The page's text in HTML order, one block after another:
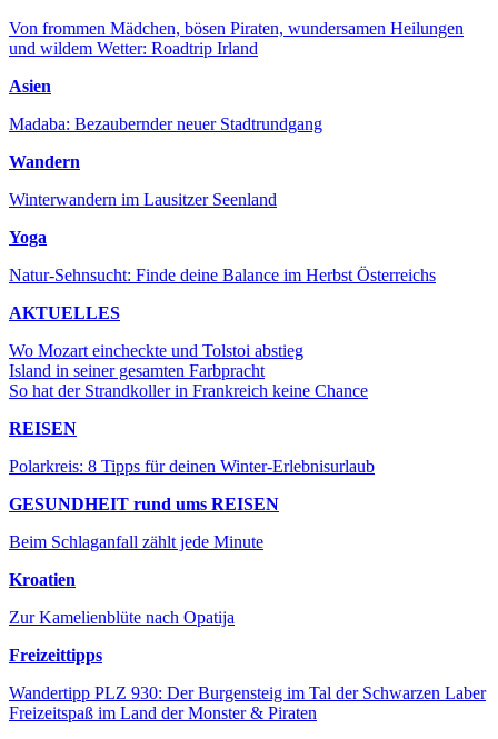
Von frommen Mädchen, bösen Piraten, wundersamen Heilungen
und wildem Wetter: Roadtrip Irland
Asien
Madaba: Bezaubernder neuer Stadtrundgang
Wandern
Winterwandern im Lausitzer Seenland
Yoga
Natur-Sehnsucht: Finde deine Balance im Herbst Österreichs
AKTUELLES
Wo Mozart eincheckte und Tolstoi abstieg
Island in seiner gesamten Farbpracht
So hat der Strandkoller in Frankreich keine Chance
REISEN
Polarkreis: 8 Tipps für deinen Winter-Erlebnisurlaub
GESUNDHEIT rund ums REISEN
Beim Schlaganfall zählt jede Minute
Kroatien
Zur Kamelienblüte nach Opatija
Freizeittipps
Wandertipp PLZ 930: Der Burgensteig im Tal der Schwarzen Laber
Freizeitspaß im Land der Monster & Piraten